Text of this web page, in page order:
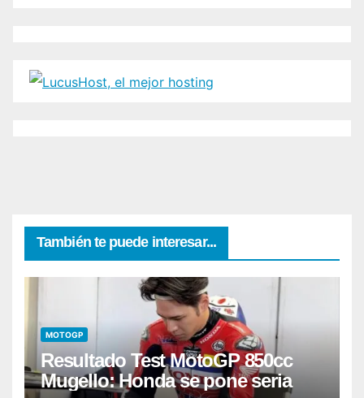
También te puede interesar...
MOTOGP
Resultado Test MotoGP 850cc
Mugello: Honda se pone seria